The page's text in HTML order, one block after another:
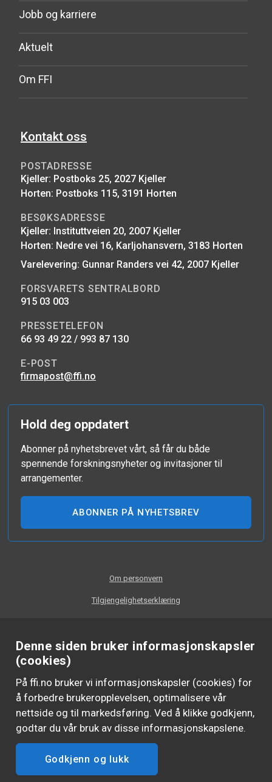
Denne siden bruker informasjonskapsler
(cookies)
På ffi.no bruker vi informasjonskapsler (cookies) for
å forbedre brukeropplevelsen, optimalisere vår
nettside og til markedsføring. Ved å klikke godkjenn,
godtar du vår bruk av disse informasjonskapslene.
Godkjenn og lukk
Jobb og karriere
Aktuelt
Om FFI
Kontakt oss
POSTADRESSE
Kjeller: Postboks 25, 2027 Kjeller
Horten: Postboks 115, 3191 Horten
BESØKSADRESSE
Kjeller: Instituttveien 20, 2007 Kjeller
Horten: Nedre vei 16, Karljohansvern, 3183 Horten
Varelevering: Gunnar Randers vei 42, 2007 Kjeller
FORSVARETS SENTRALBORD
915 03 003
PRESSETELEFON
66 93 49 22 / 993 87 130
E-POST
firmapost@ffi.no
Hold deg oppdatert
Abonner på nyhetsbrevet vårt, så får du både
spennende forskningsnyheter og invitasjoner til
arrangementer.
ABONNER PÅ NYHETSBREV
Om personvern
Tilgjengelighetserklæring
FØLG OSS